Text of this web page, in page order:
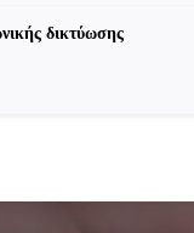
στο τριχωτό
αυχένα). Κάντε
καλά. Πάντα
δικτύωσης